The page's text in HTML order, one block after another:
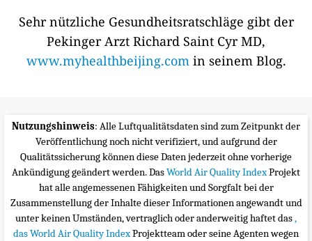
Sehr nützliche Gesundheitsratschläge gibt der
Pekinger Arzt Richard Saint Cyr MD,
www.myhealthbeijing.comin seinem Blog.
Nutzungshinweis: Alle Luftqualitätsdaten sind zum Zeitpunkt der
Veröffentlichung noch nicht verifiziert, und aufgrund der
Qualitätssicherung können diese Daten jederzeit ohne vorherige
Ankündigung geändert werden. DasWorld Air Quality IndexProjekt
hat alle angemessenen Fähigkeiten und Sorgfalt bei der
Zusammenstellung der Inhalte dieser Informationen angewandt und
unter keinen Umständen, vertraglich oder anderweitig haftet das,
das World Air Quality IndexProjektteam oder seine Agenten wegen